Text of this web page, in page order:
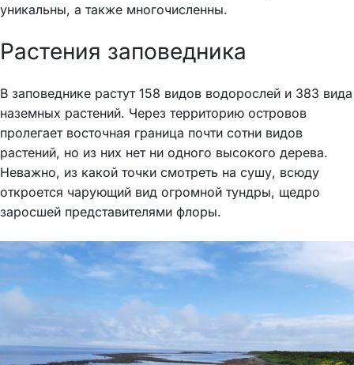
уникальны, а также многочисленны.
Растения заповедника
В заповеднике растут 158 видов водорослей и 383 вида
наземных растений. Через территорию островов
пролегает восточная граница почти сотни видов
растений, но из них нет ни одного высокого дерева.
Неважно, из какой точки смотреть на сушу, всюду
откроется чарующий вид огромной тундры, щедро
заросшей представителями флоры.